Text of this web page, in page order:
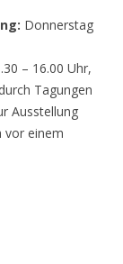
Donnerstag
– 16.00 Uhr,
Tagungen
Ausstellung
vor einem